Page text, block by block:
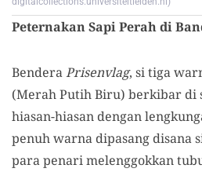
Peternakan Sapi Perah di
BenderaPrisenvlag, si tiga
(Merah Putih Biru) berkibar di
hiasan-hiasan dengan
penuh warna dipasang disana
para penari melenggokkan